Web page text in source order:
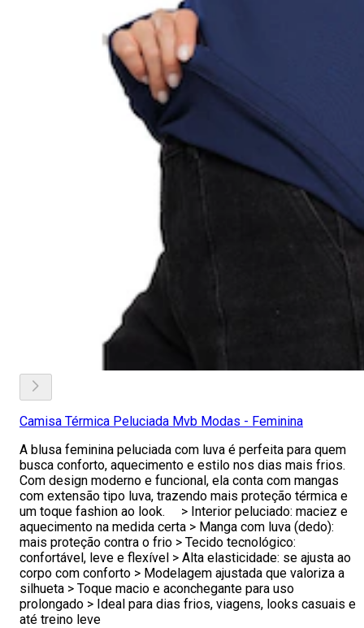
Camisa Térmica Peluciada Mvb Modas - Feminina
A blusa feminina peluciada com luva é perfeita para quem
busca conforto, aquecimento e estilo nos dias mais frios.
Com design moderno e funcional, ela conta com mangas
com extensão tipo luva, trazendo mais proteção térmica e
um toque fashion ao look. > Interior peluciado: maciez e
aquecimento na medida certa > Manga com luva (dedo):
mais proteção contra o frio > Tecido tecnológico:
confortável, leve e flexível > Alta elasticidade: se ajusta ao
corpo com conforto > Modelagem ajustada que valoriza a
silhueta > Toque macio e aconchegante para uso
prolongado > Ideal para dias frios, viagens, looks casuais e
até treino leve